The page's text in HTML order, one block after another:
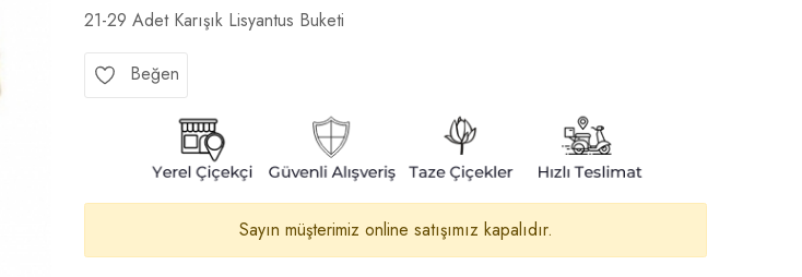
21-29 Adet Karışık Lisyantus Buketi
Beğen
Sayın müşterimiz online satışımız kapalıdır.